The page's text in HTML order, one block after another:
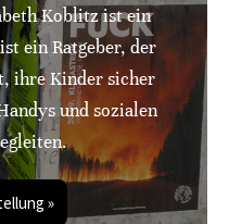
Koblitz ist ein
ein Ratgeber, der
ihre Kinder sicher
und sozialen
»